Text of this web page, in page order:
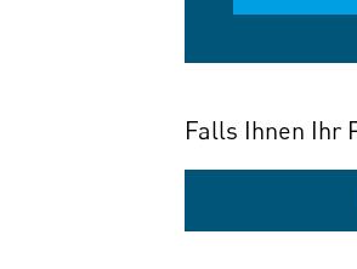
Falls Ihnen Ihr